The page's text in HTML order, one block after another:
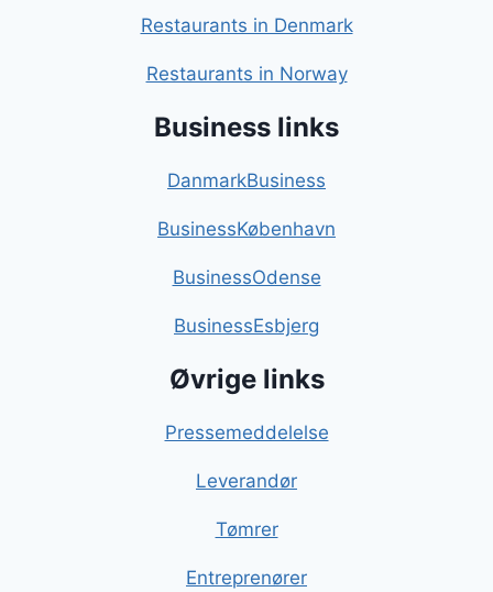
Restaurants in Denmark
Restaurants in Norway
Business links
DanmarkBusiness
BusinessKøbenhavn
BusinessOdense
BusinessEsbjerg
Øvrige links
Pressemeddelelse
Leverandør
Tømrer
Entreprenører